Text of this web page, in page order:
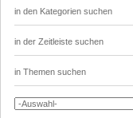
in den Kategorien suchen
in der Zeitleiste suchen
in Themen suchen